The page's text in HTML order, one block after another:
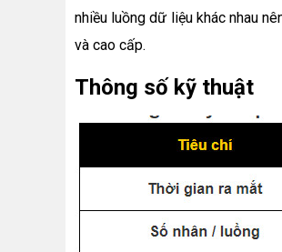
nhiều luồng dữ liệu khác nhau
và cao cấp.
Thông số kỹ thuật